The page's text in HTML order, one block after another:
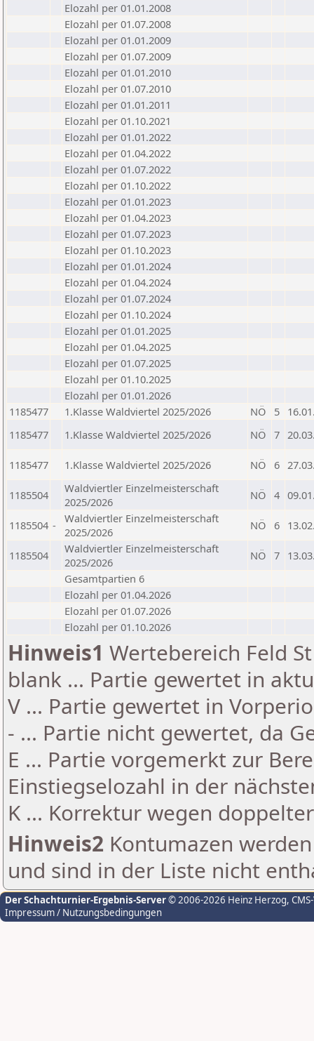
Elozahl per 01.01.2008
Elozahl per 01.07.2008
Elozahl per 01.01.2009
Elozahl per 01.07.2009
Elozahl per 01.01.2010
Elozahl per 01.07.2010
Elozahl per 01.01.2011
Elozahl per 01.10.2021
Elozahl per 01.01.2022
Elozahl per 01.04.2022
Elozahl per 01.07.2022
Elozahl per 01.10.2022
Elozahl per 01.01.2023
Elozahl per 01.04.2023
Elozahl per 01.07.2023
Elozahl per 01.10.2023
Elozahl per 01.01.2024
Elozahl per 01.04.2024
Elozahl per 01.07.2024
Elozahl per 01.10.2024
Elozahl per 01.01.2025
Elozahl per 01.04.2025
Elozahl per 01.07.2025
Elozahl per 01.10.2025
Elozahl per 01.01.2026
1185477
1.Klasse Waldviertel 2025/2026 NÖ 5
1185477
1.Klasse Waldviertel 2025/2026 NÖ 7
1185477 1.Klasse Waldviertel 2025/2026 NÖ 6
1185504
Waldviertler Einzelmeisterschaft
2025/2026
NÖ 4
1185504 -
Waldviertler Einzelmeisterschaft
2025/2026
NÖ 6
1185504
Waldviertler Einzelmeisterschaft
2025/2026
NÖ 7
Gesamtpartien 6
Elozahl per 01.04.2026
Elozahl per 01.07.2026
Elozahl per 01.10.2026
Hinweis1 Wertebereich Feld
blank ... Partie gewertet in
V ... Partie gewertet in
- ... Partie nicht gewertet, da
E ... Partie vorgemerkt zur
Einstiegselozahl in der
K ... Korrektur wegen
Hinweis2 Kontumazen
und sind in der Liste nicht
Der Schachturnier-Ergebnis-Server© 2006-2026 Heinz Herzog,
Impressum / Nutzungsbedingungen